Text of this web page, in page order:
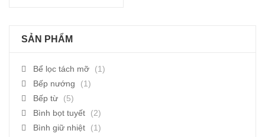
SẢN PHẨM
Bể lọc tách mỡ
(1)
Bếp nướng
(1)
Bếp từ
(5)
Bình bọt tuyết
(2)
Bình giữ nhiệt
(1)